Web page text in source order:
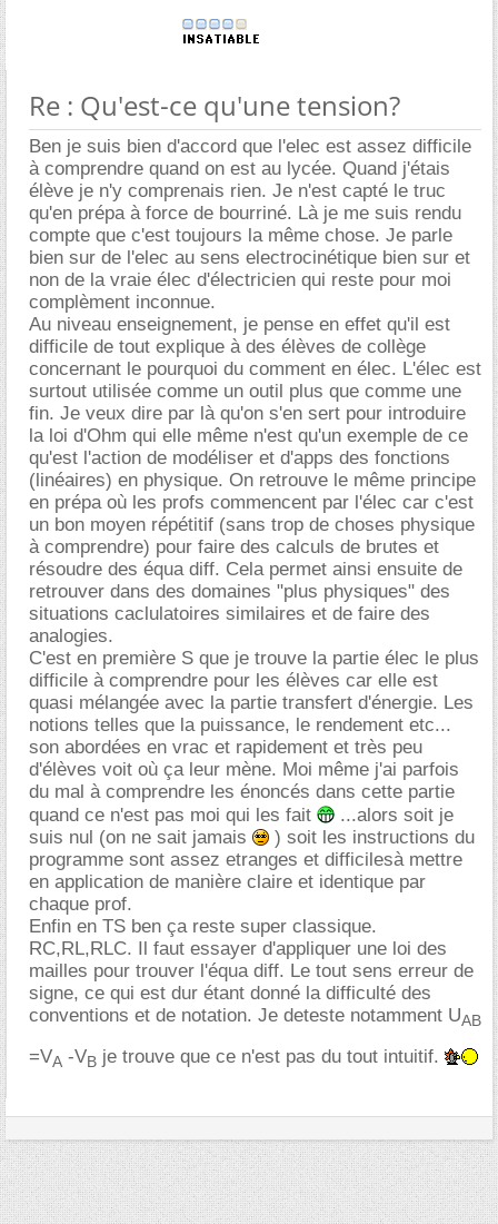
Re : Qu'est-ce qu'une tension?
Ben je suis bien d'accord que l'elec est assez difficile
à comprendre quand on est au lycée. Quand j'étais
élève je n'y comprenais rien. Je n'est capté le truc
qu'en prépa à force de bourriné. Là je me suis rendu
compte que c'est toujours la même chose. Je parle
bien sur de l'elec au sens electrocinétique bien sur et
non de la vraie élec d'électricien qui reste pour moi
complèment inconnue.
Au niveau enseignement, je pense en effet qu'il est
difficile de tout explique à des élèves de collège
concernant le pourquoi du comment en élec. L'élec est
surtout utilisée comme un outil plus que comme une
fin. Je veux dire par là qu'on s'en sert pour introduire
la loi d'Ohm qui elle même n'est qu'un exemple de ce
qu'est l'action de modéliser et d'apps des fonctions
(linéaires) en physique. On retrouve le même principe
en prépa où les profs commencent par l'élec car c'est
un bon moyen répétitif (sans trop de choses physique
à comprendre) pour faire des calculs de brutes et
résoudre des équa diff. Cela permet ainsi ensuite de
retrouver dans des domaines "plus physiques" des
situations caclulatoires similaires et de faire des
analogies.
C'est en première S que je trouve la partie élec le plus
difficile à comprendre pour les élèves car elle est
quasi mélangée avec la partie transfert d'énergie. Les
notions telles que la puissance, le rendement etc...
son abordées en vrac et rapidement et très peu
d'élèves voit où ça leur mène. Moi même j'ai parfois
du mal à comprendre les énoncés dans cette partie
quand ce n'est pas moi qui les fait
...alors soit je
suis nul (on ne sait jamais
) soit les instructions du
programme sont assez etranges et difficilesà mettre
en application de manière claire et identique par
chaque prof.
Enfin en TS ben ça reste super classique.
RC,RL,RLC. Il faut essayer d'appliquer une loi des
mailles pour trouver l'équa diff. Le tout sens erreur de
signe, ce qui est dur étant donné la difficulté des
conventions et de notation. Je deteste notamment UAB
=VA -VB je trouve que ce n'est pas du tout intuitif.